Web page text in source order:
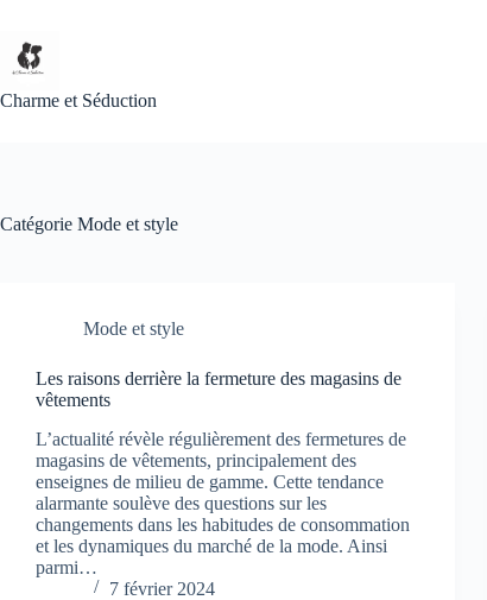
contenu
Charme et Séduction
Catégorie Mode et style
Mode et style
Les raisons derrière la fermeture des magasins de
vêtements
L’actualité révèle régulièrement des fermetures de
magasins de vêtements, principalement des
enseignes de milieu de gamme. Cette tendance
alarmante soulève des questions sur les
changements dans les habitudes de consommation
et les dynamiques du marché de la mode. Ainsi
parmi…
7 février 2024